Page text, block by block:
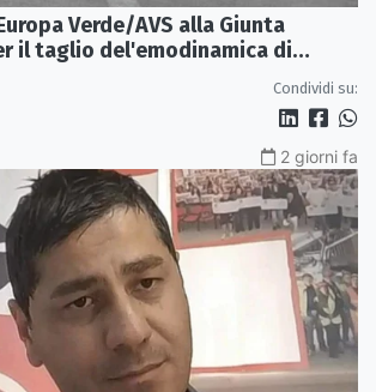
Verde/AVS alla Giunta
il taglio del'emodinamica di
Condividi su:
2 giorni fa